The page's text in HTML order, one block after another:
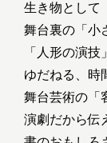
生き物として
舞台裏の「小
「人形の演
ゆだねる、時
舞台芸術の「
演劇だから伝